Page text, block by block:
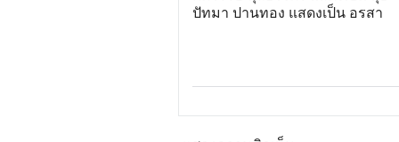
ปัทมา ปานทอง แสดงเป็น อรสา